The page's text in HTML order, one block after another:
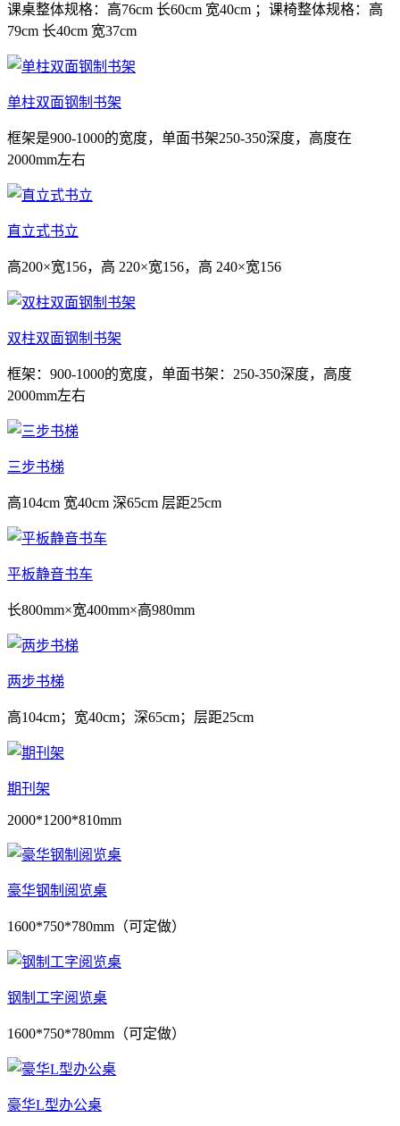
课桌整体规格：高76cm 长60cm 宽40cm ；课椅整体规格：高
79cm 长40cm 宽37cm
单柱双面钢制书架
框架是900-1000的宽度，单面书架250-350深度，高度在
2000mm左右
直立式书立
高200×宽156，高 220×宽156，高 240×宽156
双柱双面钢制书架
框架：900-1000的宽度，单面书架：250-350深度，高度
2000mm左右
三步书梯
高104cm 宽40cm 深65cm 层距25cm
平板静音书车
长800mm×宽400mm×高980mm
两步书梯
高104cm；宽40cm；深65cm；层距25cm
期刊架
2000*1200*810mm
豪华钢制阅览桌
1600*750*780mm（可定做）
钢制工字阅览桌
1600*750*780mm（可定做）
豪华L型办公桌